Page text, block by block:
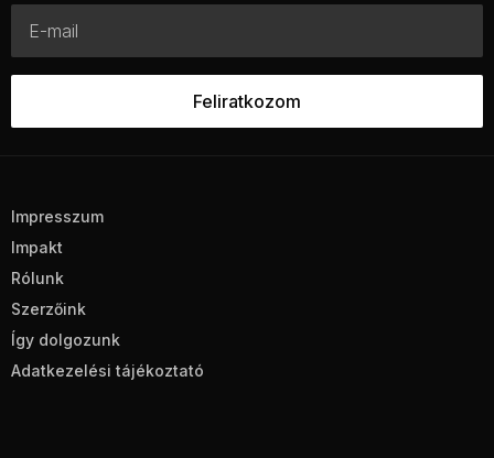
Impresszum
Impakt
Rólunk
Szerzőink
Így dolgozunk
Adatkezelési tájékoztató